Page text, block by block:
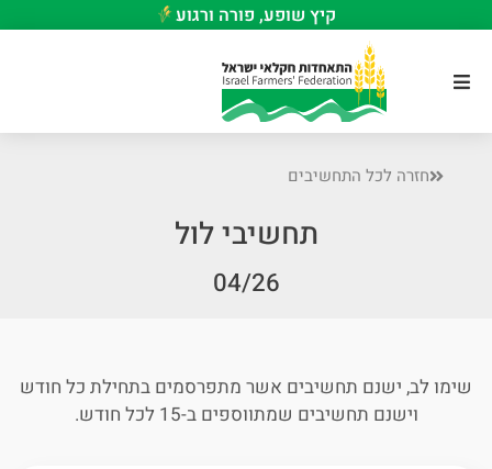
קיץ שופע, פורה ורגוע
חזרה לכל התחשיבים
תחשיבי לול
04/26
שימו לב, ישנם תחשיבים אשר מתפרסמים בתחילת כל חודש
וישנם תחשיבים שמתווספים ב-15 לכל חודש.